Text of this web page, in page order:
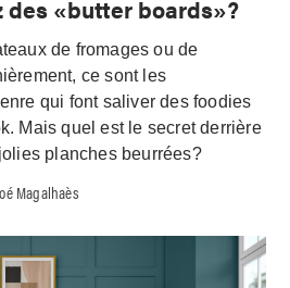
des «butter boards»?
de fromages ou de
ce sont les
qui font saliver des foodies
Mais quel est le secret derrière
planches beurrées?
Magalhaès